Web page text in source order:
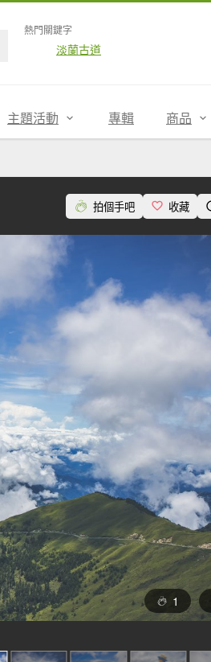
熱門關鍵字
淡蘭古道
主題活動 專輯 商品
拍個手吧 收藏
1